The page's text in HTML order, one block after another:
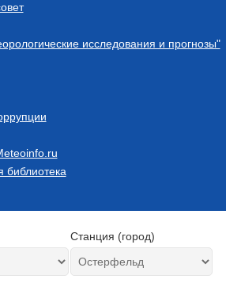
исследования и прогнозы"
библиотека
Станция (город)